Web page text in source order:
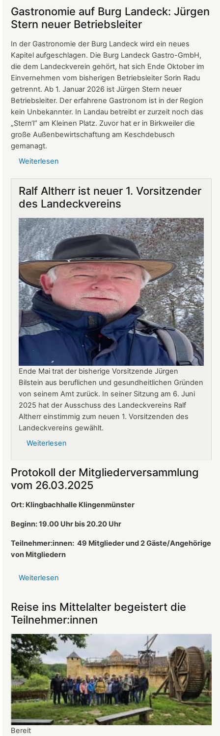
der
Mitgliederversammlung
vom
März
2026
Gastronomie auf Burg Landeck: Jürgen
Stern neuer Betriebsleiter
In der Gastronomie der Burg Landeck wird ein neues
Kapitel aufgeschlagen. Die Burg Landeck Gastro-GmbH,
die dem Landeckverein gehört, hat sich Ende Oktober im
Einvernehmen vom bisherigen Betriebsleiter Sorin Radu
getrennt. Ab 1. Januar 2026 ist Jürgen Stern neuer
Betriebsleiter. Der erfahrene Gastronom ist in der Region
kein Unbekannter. In Landau betreibt er zurzeit noch das
„Stern‘l“ am Kleinen Platz. Zuvor hat er in Birkweiler die
große Außenbewirtschaftung am Keschdebusch
gemanagt.
Weiterlesen
Burg
Landeck:
Jürgen
Stern
neuer
Betriebsleiter
Ralf Altherr ist neuer 1. Vorsitzender
des Landeckvereins
Ende Mai trat der bisherige Vorsitzende Jürgen
Bilstein aus beruflichen und gesundheitlichen Gründen
von seinem Amt zurück. In seiner Sitzung am 6. Juni
2025 hat der Ausschuss des Landeckvereins Ralf
Altherr einstimmig zum neuen 1. Vorsitzenden des
Landeckvereins gewählt.
Weiterlesen
ist
neuer
1.
Vorsitzender
des
Protokoll der Mitgliederversammlung
vom 26.03.2025
Ort: Klingbachhalle Klingenmünster
Beginn: 19.00 Uhr bis 20.20 Uhr
Teilnehmer:innen: 49 Mitglieder und 2 Gäste/Angehörige
von Mitgliedern
Weiterlesen
Mitgliederversammlung
vom
26.03.2025
Reise ins Mittelalter begeistert die
Teilnehmer:innen
Bereit